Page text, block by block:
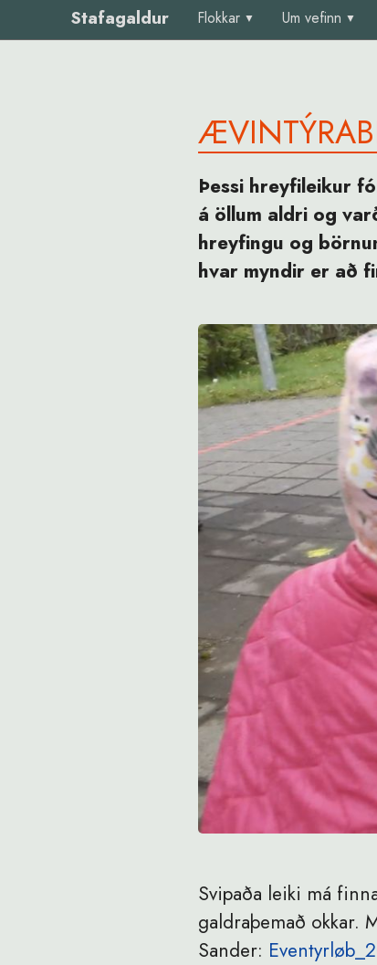
Stafagaldur Flokkar Um vefinn
Þessi hreyfileikur
á öllum aldri og
hreyfingu og
hvar myndir er að
Svipaða leiki má
galdraþemað okkar.
Sander: